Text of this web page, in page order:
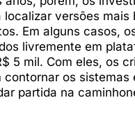
localizar versões mais
Em alguns casos,
livremente em
5 mil. Com eles, os
contornar os sistemas
partida na